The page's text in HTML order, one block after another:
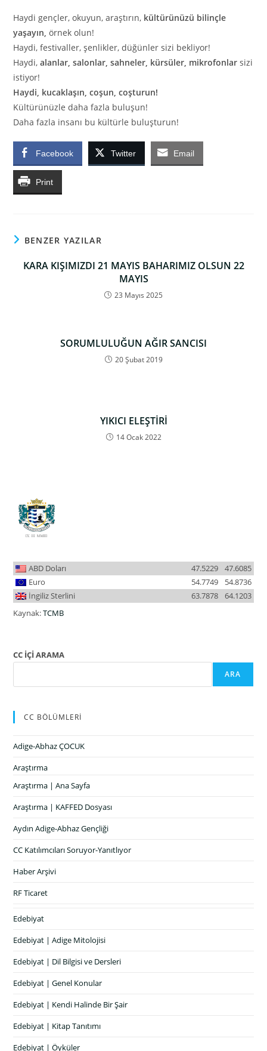
Haydi gençler, okuyun, araştırın, kültürünüzü bilinçle
yaşayın, örnek olun!
Haydi, festivaller, şenlikler, düğünler sizi bekliyor!
Haydi,alanlar, salonlar, sahneler, kürsüler, mikrofonlarsizi
istiyor!
Haydi, kucaklaşın, coşun, coşturun!
Kültürünüzle daha fazla buluşun!
Daha fazla insanı bu kültürle buluşturun!
Facebook Twitter Email
Print
BENZER YAZILAR
KARA KIŞIMIZDI 21 MAYIS BAHARIMIZ OLSUN 22
MAYIS
23 Mayıs 2025
SORUMLULUĞUN AĞIR SANCISI
20 Şubat 2019
YIKICI ELEŞTİRİ
14 Ocak 2022
ABD Doları 47.6085
47.5229
Euro
54.8736
54.7749
İngiliz Sterlini
64.1203
63.7878
Kaynak:TCMB
CC İÇİ ARAMA
ARA
CC BÖLÜMLERİ
Adige-Abhaz ÇOCUK
Araştırma
Araştırma | Ana Sayfa
Araştırma | KAFFED Dosyası
Aydın Adige-Abhaz Gençliği
CC Katılımcıları Soruyor-Yanıtlıyor
Haber Arşivi
RF Ticaret
Edebiyat
Edebiyat | Adige Mitolojisi
Edebiyat | Dil Bilgisi ve Dersleri
Edebiyat | Genel Konular
Edebiyat | Kendi Halinde Bir Şair
Edebiyat | Kitap Tanıtımı
Edebiyat | Öyküler